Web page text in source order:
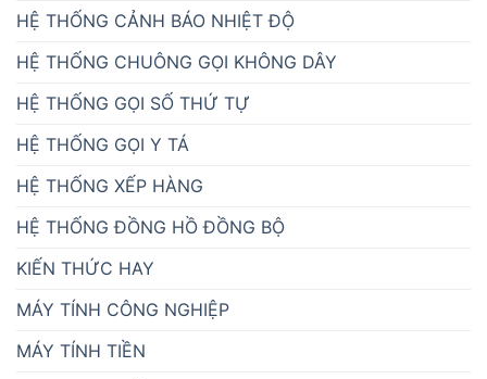
HỆ THỐNG CẢNH BÁO NHIỆT ĐỘ
HỆ THỐNG CHUÔNG GỌI KHÔNG DÂY
HỆ THỐNG GỌI SỐ THỨ TỰ
HỆ THỐNG GỌI Y TÁ
HỆ THỐNG XẾP HÀNG
HỆ THỐNG ĐỒNG HỒ ĐỒNG BỘ
KIẾN THỨC HAY
MÁY TÍNH CÔNG NGHIỆP
MÁY TÍNH TIỀN